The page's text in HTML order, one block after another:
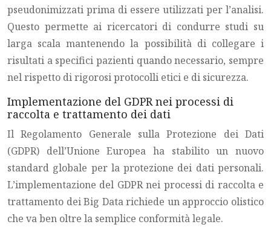
pseudonimizzati prima di essere utilizzati per l’analisi.
Questo permette ai ricercatori di condurre studi su
larga scala mantenendo la possibilità di collegare i
risultati a specifici pazienti quando necessario, sempre
nel rispetto di rigorosi protocolli etici e di sicurezza.
Implementazione del GDPR nei processi di
raccolta e trattamento dei dati
Il Regolamento Generale sulla Protezione dei Dati
(GDPR) dell’Unione Europea ha stabilito un nuovo
standard globale per la protezione dei dati personali.
L’implementazione del GDPR nei processi di raccolta e
trattamento dei Big Data richiede un approccio olistico
che va ben oltre la semplice conformità legale.